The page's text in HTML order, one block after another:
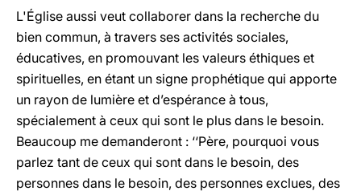
L'Église aussi veut collaborer dans la recherche du
bien commun, à travers ses activités sociales,
éducatives, en promouvant les valeurs éthiques et
spirituelles, en étant un signe prophétique qui apporte
un rayon de lumière et d’espérance à tous,
spécialement à ceux qui sont le plus dans le besoin.
Beaucoup me demanderont : ‘‘Père, pourquoi vous
parlez tant de ceux qui sont dans le besoin, des
personnes dans le besoin, des personnes exclues, des